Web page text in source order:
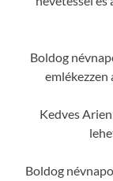
Boldog
emlékezzen
Kedves
Boldog